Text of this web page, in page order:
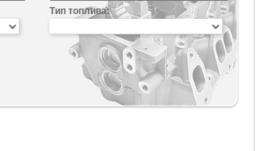
Тип топлива: